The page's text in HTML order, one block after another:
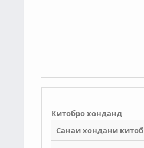
Китобро хонданд
Санаи хондани китоб